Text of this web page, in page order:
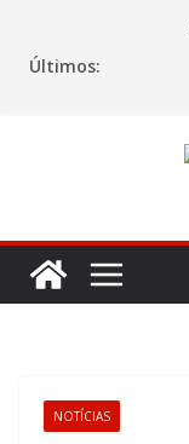
para
Últimos:
NOTÍCIAS